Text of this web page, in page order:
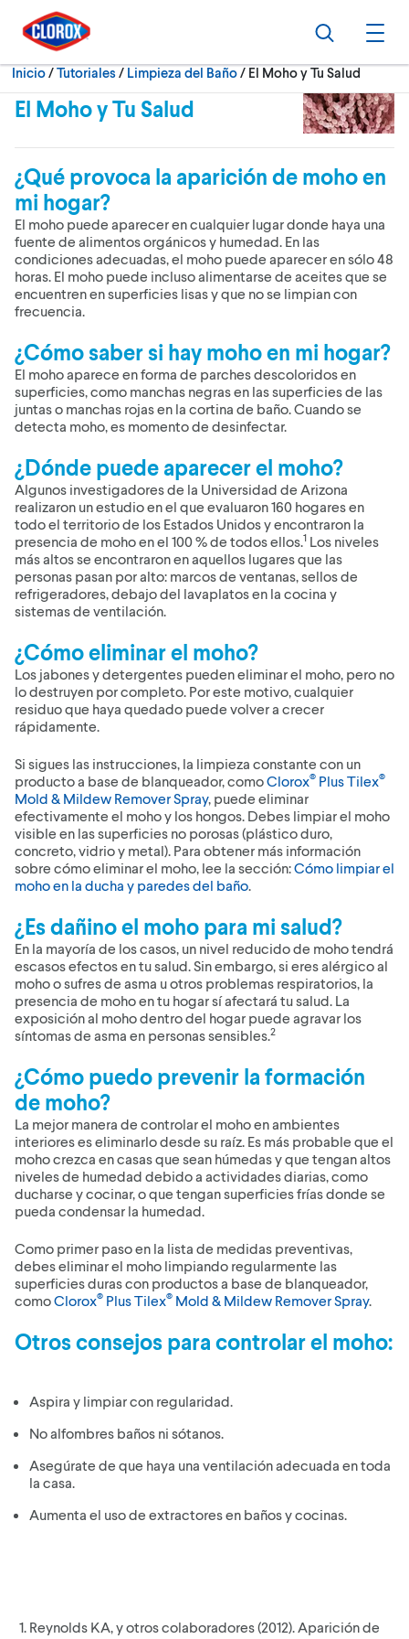
Ir al Menú principal
Ir a Contenido
Ir al Pie de página
Buscar
Inicio/Tutoriales Limpieza del Baño Actualmente:
El Moho y Tu Salud
El Moho y Tu Salud
¿Qué provoca la aparición de moho en
mi hogar?
El moho puede aparecer en cualquier lugar donde haya una
fuente de alimentos orgánicos y humedad. En las
condiciones adecuadas, el moho puede aparecer en sólo 48
horas. El moho puede incluso alimentarse de aceites que se
encuentren en superficies lisas y que no se limpian con
frecuencia.
¿Cómo saber si hay moho en mi hogar?
El moho aparece en forma de parches descoloridos en
superficies, como manchas negras en las superficies de las
juntas o manchas rojas en la cortina de baño. Cuando se
detecta moho, es momento de desinfectar.
¿Dónde puede aparecer el moho?
Algunos investigadores de la Universidad de Arizona
realizaron un estudio en el que evaluaron 160 hogares en
todo el territorio de los Estados Unidos y encontraron la
presencia de moho en el 100 % de todos ellos.1 Los niveles
más altos se encontraron en aquellos lugares que las
personas pasan por alto: marcos de ventanas, sellos de
refrigeradores, debajo del lavaplatos en la cocina y
sistemas de ventilación.
¿Cómo eliminar el moho?
Los jabones y detergentes pueden eliminar el moho, pero no
lo destruyen por completo. Por este motivo, cualquier
residuo que haya quedado puede volver a crecer
rápidamente.
Si sigues las instrucciones, la limpieza constante con un
producto a base de blanqueador, comoClorox® Plus Tilex®
Mold & Mildew Remover Spray, puede eliminar
efectivamente el moho y los hongos. Debes limpiar el moho
visible en las superficies no porosas (plástico duro,
concreto, vidrio y metal). Para obtener más información
sobre cómo eliminar el moho, lee la sección:Cómo limpiar el
moho en la ducha y paredes del baño.
¿Es dañino el moho para mi salud?
En la mayoría de los casos, un nivel reducido de moho tendrá
escasos efectos en tu salud. Sin embargo, si eres alérgico al
moho o sufres de asma u otros problemas respiratorios, la
presencia de moho en tu hogar sí afectará tu salud. La
exposición al moho dentro del hogar puede agravar los
síntomas de asma en personas sensibles.2
¿Cómo puedo prevenir la formación
de moho?
La mejor manera de controlar el moho en ambientes
interiores es eliminarlo desde su raíz. Es más probable que el
moho crezca en casas que sean húmedas y que tengan altos
niveles de humedad debido a actividades diarias, como
ducharse y cocinar, o que tengan superficies frías donde se
pueda condensar la humedad.
Como primer paso en la lista de medidas preventivas,
debes eliminar el moho limpiando regularmente las
superficies duras con productos a base de blanqueador,
comoClorox® Plus Tilex® Mold & Mildew Remover Spray.
Otros consejos para controlar el moho:
Aspira y limpiar con regularidad.
No alfombres baños ni sótanos.
Asegúrate de que haya una ventilación adecuada en toda
la casa.
Aumenta el uso de extractores en baños y cocinas.
Reynolds KA, y otros colaboradores (2012). Aparición de